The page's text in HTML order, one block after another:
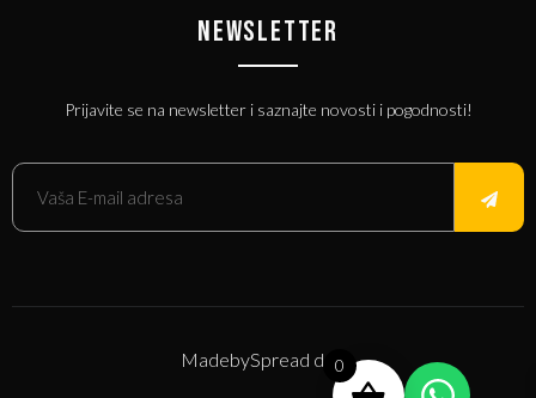
NEWSLETTER
Prijavite se na newsletter i saznajte novosti i pogodnosti!
MadebySpread d.o.o.
0